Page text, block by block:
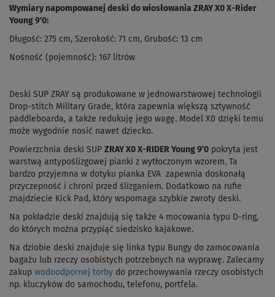
Wymiary napompowanej deski do wiosłowania ZRAY X0 X-Rider
Young 9'0:
Długość: 275 cm, Szerokość: 71 cm, Grubość: 13 cm
Nośność (pojemność): 167 litrów
Deski SUP ZRAY są produkowane w jednowarstwowej technologii
Drop-stitch Military Grade, która zapewnia większą sztywność
paddleboarda, a także redukuję jego wagę. Model X0 dzięki temu
może wygodnie nosić nawet dziecko.
Powierzchnia deski SUP ZRAY X0 X-RIDER Young 9’0 pokryta jest
warstwą antypoślizgowej pianki z wytłoczonym wzorem. Ta
bardzo przyjemna w dotyku pianka EVA zapewnia doskonałą
przyczepność i chroni przed ślizganiem. Dodatkowo na rufie
znajdziecie Kick Pad, który wspomaga szybkie zwroty deski.
Na pokładzie deski znajdują się także 4 mocowania typu D-ring,
do których można przypiąć siedzisko kajakowe.
Na dziobie deski znajduje się linka typu Bungy do zamocowania
bagażu lub rzeczy osobistych potrzebnych na wyprawę. Zalecamy
zakup wodoodpornej torby do przechowywania rzeczy osobistych
np. kluczyków do samochodu, telefonu, portfela.